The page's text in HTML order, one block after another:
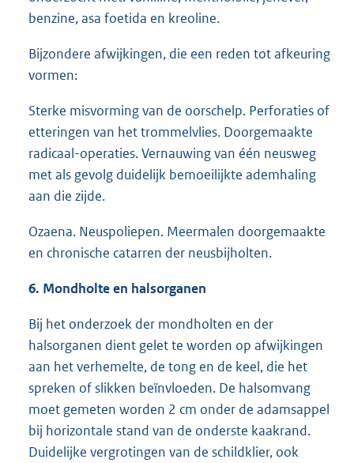
benzine, asa foetida en kreoline.
Bijzondere afwijkingen, die een reden tot afkeuring
vormen:
Sterke misvorming van de oorschelp. Perforaties of
etteringen van het trommelvlies. Doorgemaakte
radicaal-operaties. Vernauwing van één neusweg
met als gevolg duidelijk bemoeilijkte ademhaling
aan die zijde.
Ozaena. Neuspoliepen. Meermalen doorgemaakte
en chronische catarren der neusbijholten.
6. Mondholte en halsorganen
Bij het onderzoek der mondholten en der
halsorganen dient gelet te worden op afwijkingen
aan het verhemelte, de tong en de keel, die het
spreken of slikken beïnvloeden. De halsomvang
moet gemeten worden 2 cm onder de adamsappel
bij horizontale stand van de onderste kaakrand.
Duidelijke vergrotingen van de schildklier, ook